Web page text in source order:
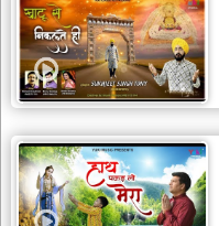
रानी
सती
दादी
भजन
rani
dadi
bhajans
बावा
लाल